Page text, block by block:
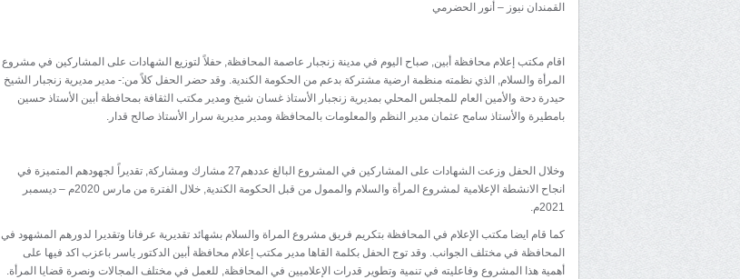
القمندان نيوز – أنور الحضرمي
اقام مكتب إعلام محافظة أبين, صباح اليوم في مدينة زنجبار عاصمة المحافظة, حفلاً لتوزيع الشهادات على المشاركين في مشروع
المرأة والسلام, الذي نظمته منظمة ارضية مشتركة بدعم من الحكومة الكندية. وقد حضر الحفل كلاً من:- مدير مديرية زنجبار الشيخ
حيدرة دحة والأمين العام للمجلس المحلي بمديرية زنجبار الأستاذ غسان شيخ ومدير مكتب الثقافة بمحافظة أبين الأستاذ حسين
بامطيرة والأستاذ سامح عثمان مدير النظم والمعلومات بالمحافظة ومدير مديرية سرار الأستاذ صالح قدار.
وخلال الحفل وزعت الشهادات على المشاركين في المشروع البالغ عددهم27 مشارك ومشاركة, تقديراً لجهودهم المتميزة في
انجاح الانشطة الإعلامية لمشروع المرأة والسلام والممول من قبل الحكومة الكندية, خلال الفترة من مارس 2020م – ديسمبر
2021م.
كما قام ايضا مكتب الإعلام في المحافظة بتكريم فريق مشروع المراة والسلام بشهائد تقديرية عرفانا وتقديرا لدورهم المشهود في
المحافظة في مختلف الجوانب. وقد توج الحفل بكلمة القاها مدير مكتب إعلام محافظة أبين الدكتور ياسر باعزب اكد فيها على
أهمية هذا المشروع وفاعليته في تنمية وتطوير قدرات الإعلاميين في المحافظة, للعمل في مختلف المجالات ونصرة قضايا المرأة.